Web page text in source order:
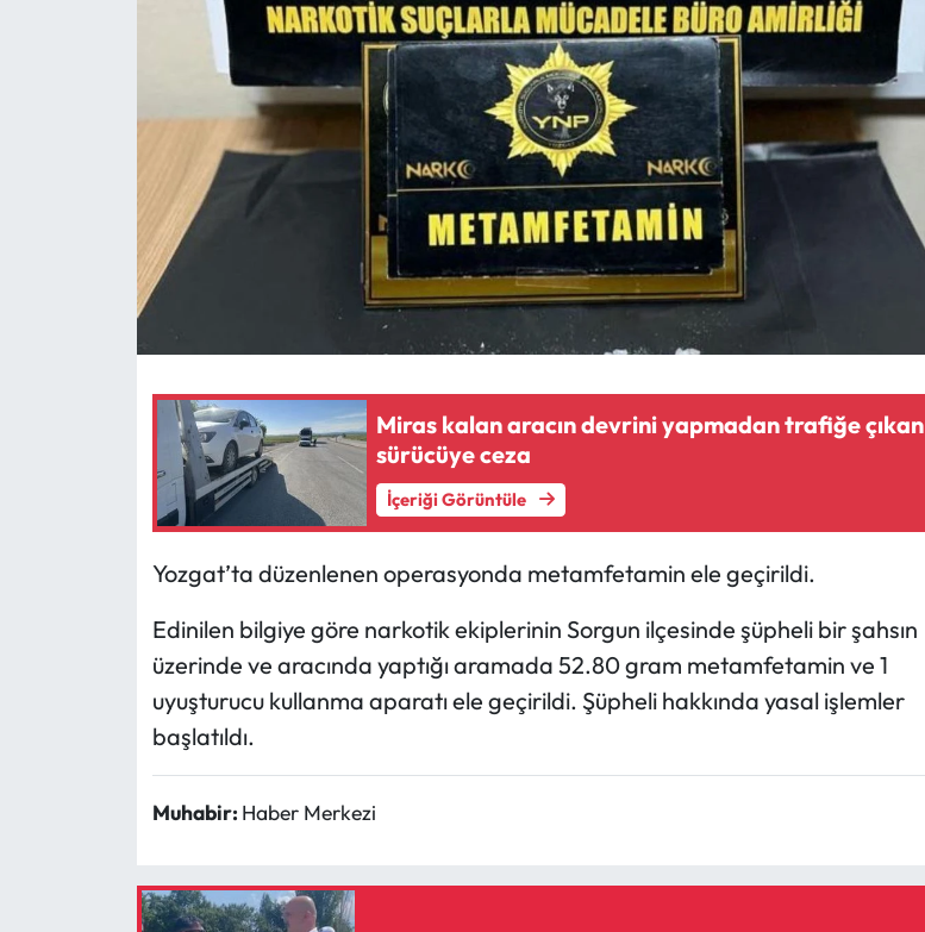
Miras kalan aracın devrini yapmadan trafiğe çıkan
sürücüye ceza
İçeriği Görüntüle
Yozgat’ta düzenlenen operasyonda metamfetamin ele geçirildi.
Edinilen bilgiye göre narkotik ekiplerinin Sorgun ilçesinde şüpheli bir şahsın
üzerinde ve aracında yaptığı aramada 52.80 gram metamfetamin ve 1
uyuşturucu kullanma aparatı ele geçirildi. Şüpheli hakkında yasal işlemler
başlatıldı.
Muhabir: Haber Merkezi
İskilip Haberleri
Kargı Haberleri
Kültür Sanat
Laçin Haberleri
Mecitözü Haberleri
Ortaköy Haberleri
Osmancık Haberleri
Resmi İlan